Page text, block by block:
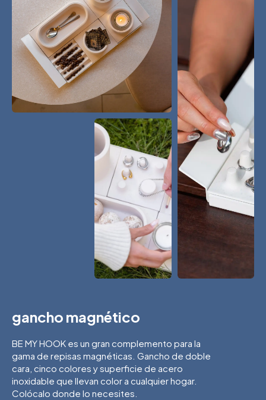
gancho magnético
BE MY HOOK es un gran complemento para la
gama de repisas magnéticas. Gancho de doble
cara, cinco colores y superficie de acero
inoxidable que llevan color a cualquier hogar.
Colócalo donde lo necesites.